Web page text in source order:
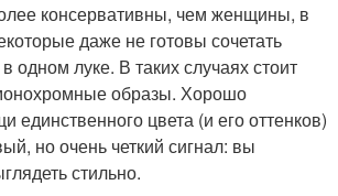
консервативны, чем женщины, в
даже не готовы сочетать
одном луке. В таких случаях стоит
образы. Хорошо
единственного цвета (и его оттенков)
но очень четкий сигнал: вы
стильно.